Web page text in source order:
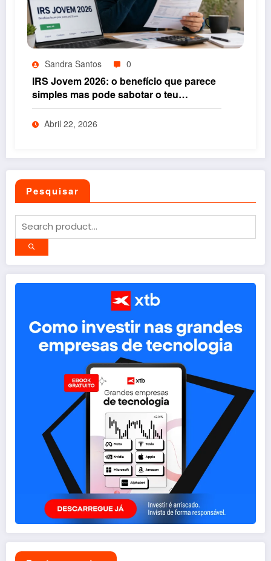
Sandra Santos 0
IRS Jovem 2026: o benefício que parece
simples mas pode sabotar o teu
rendimento se não entenderes isto
Abril 22, 2026
Pesquisar